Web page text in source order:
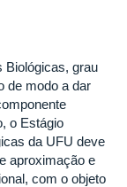
Biológicas, grau
de modo a dar
o Estágio
da UFU deve
aproximação e
com o objeto